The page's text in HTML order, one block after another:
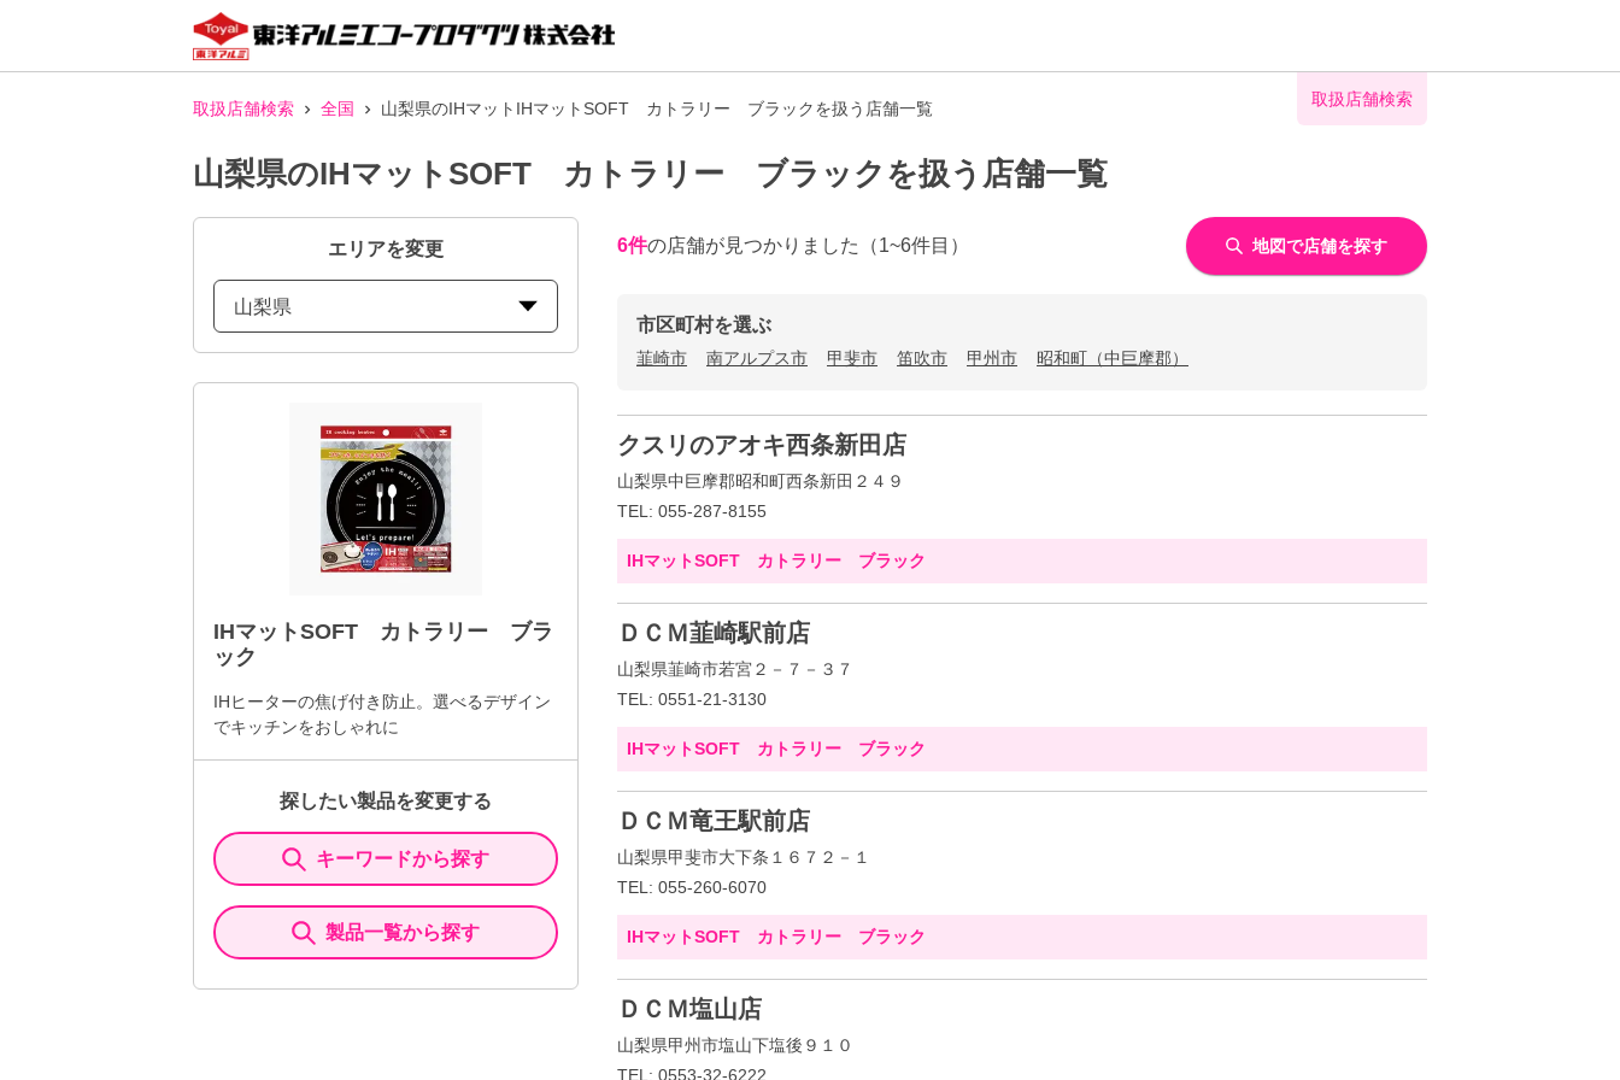
取扱店舗検索 全国 山梨県のIHマットIHマットSOFT カトラリー ブラックを扱う店舗一覧 取扱店舗検索
山梨県のIHマットSOFT カトラリー ブラックを扱う店舗一覧
エリアを変更
山梨県
IHマットSOFT カトラリー ブラ
ック
IHヒーターの焦げ付き防止。選べるデザイン
でキッチンをおしゃれに
探したい製品を変更する
キーワードから探す
製品一覧から探す
6件の店舗が見つかりました （1~6件目） 地図で店舗を探す
市区町村を選ぶ
韮崎市 南アルプス市 甲斐市 笛吹市 甲州市 昭和町（中巨摩郡）
クスリのアオキ西条新田店
山梨県中巨摩郡昭和町西条新田２４９
TEL: 055-287-8155
IHマットSOFT カトラリー ブラック
ＤＣＭ韮崎駅前店
山梨県韮崎市若宮２－７－３７
TEL: 0551-21-3130
IHマットSOFT カトラリー ブラック
ＤＣＭ竜王駅前店
山梨県甲斐市大下条１６７２－１
TEL: 055-260-6070
IHマットSOFT カトラリー ブラック
ＤＣＭ塩山店
山梨県甲州市塩山下塩後９１０
TEL: 0553-32-6222